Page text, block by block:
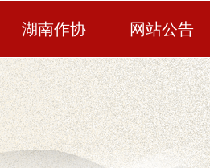
湖南作协 网站公告